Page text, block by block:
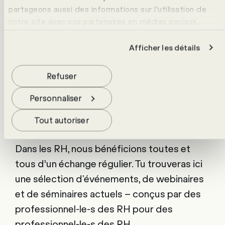
partageons aussi des informations sur l'utilisation de
d'autres données que tu leur as fournies ou qu'ils ont
en savoir plus, consulte notre politique de
des données.
Afficher les détails
Tout autoriser
Personnaliser
Refuser
entier pour toutes leurs questions RH.
Événements
Dans les RH, nous bénéficions toutes et
tous d’un échange régulier. Tu trouveras ici
une sélection d'événements, de webinaires
et de séminaires actuels – conçus par des
professionnel-le-s des RH pour des